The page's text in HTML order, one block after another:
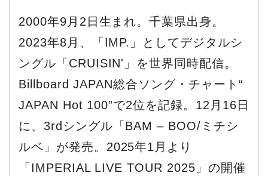
2000年9月2日生まれ。千葉県出身。
2023年8月、「IMP.」としてデジタルシ
ングル「CRUISIN'」を世界同時配信。
Billboard JAPAN総合ソング・チャート“
JAPAN Hot 100”で2位を記録。12月16日
に、3rdシングル「BAM ‒ BOO/ミチシ
ルベ」が発売。2025年1月より
「IMPERIAL LIVE TOUR 2025」の開催